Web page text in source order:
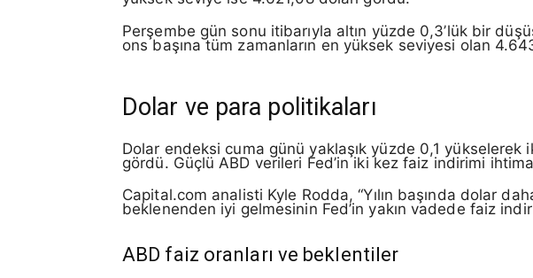
Perşembe gün sonu itibarıyla altın yüzde 0,3’lük bir
ons başına tüm zamanların en yüksek seviyesi olan
Dolar ve para politikaları
Dolar endeksi cuma günü yaklaşık yüzde 0,1 yükselerek
gördü. Güçlü ABD verileri Fed’in iki kez faiz indirimi
Capital.com analisti Kyle Rodda, “Yılın başında dolar
beklenenden iyi gelmesinin Fed’in yakın vadede faiz
ABD faiz oranları ve beklentiler